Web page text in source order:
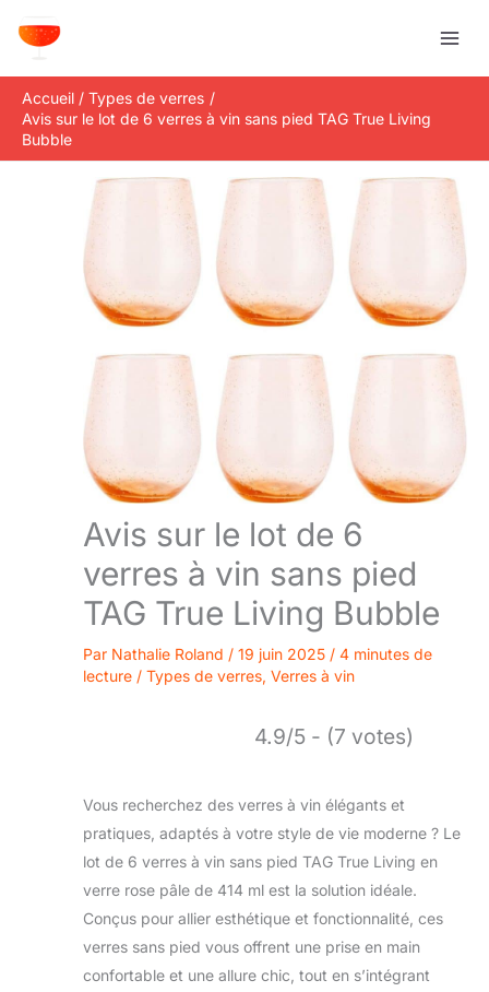
Accueil
Types de verres
Avis sur le lot de 6 verres à vin sans pied TAG True Living
Bubble
Avis sur le lot de 6
verres à vin sans pied
TAG True Living Bubble
Par Nathalie Roland / 19 juin 2025 / 4 minutes de
lecture / Types de verres, Verres à vin
4.9/5 - (7 votes)
Vous recherchez des verres à vin élégants et
pratiques, adaptés à votre style de vie moderne ? Le
lot de 6 verres à vin sans pied TAG True Living en
verre rose pâle de 414 ml est la solution idéale.
Conçus pour allier esthétique et fonctionnalité, ces
verres sans pied vous offrent une prise en main
confortable et une allure chic, tout en s’intégrant
e
c
h
e
r